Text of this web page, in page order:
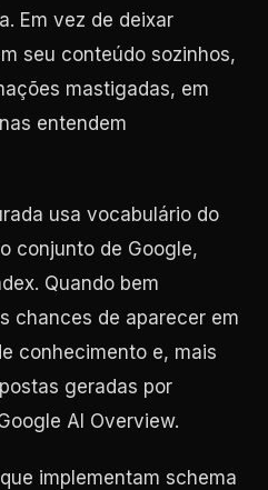
Em vez de deixar
seu conteúdo sozinhos,
mastigadas, em
entendem
usa vocabulário do
conjunto de Google,
Quando bem
chances de aparecer em
conhecimento e, mais
geradas por
AI Overview.
implementam schema